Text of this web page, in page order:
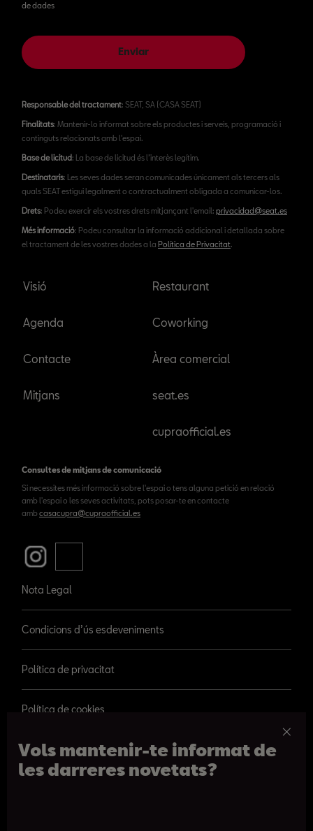
Vols mantenir-te informat de
les darreres novetats?
de dades
Enviar
Responsable del tractament: SEAT, SA (CASA SEAT)
Finalitats: Mantenir-lo informat sobre els productes i serveis, programació i
continguts relacionats amb l'espai.
Base de licitud: La base de licitud és l’interès legítim.
Destinataris: Les seves dades seran comunicades únicament als tercers als
quals SEAT estigui legalment o contractualment obligada a comunicar-los.
Drets: Podeu exercir els vostres drets mitjançant l'email: privacidad@seat.es
Més informació: Podeu consultar la informació addicional i detallada sobre
el tractament de les vostres dades a la Política de Privacitat.
Visió
Agenda
Contacte
Mitjans
Restaurant
Coworking
Àrea comercial
seat.es
cupraofficial.es
Consultes de mitjans de comunicació
Si necessites més informació sobre l'espai o tens alguna petició en relació
amb l'espai o les seves activitats, pots posar-te en contacte
amb casacupra@cupraofficial.es
Nota Legal
Condicions d’ús esdeveniments
Política de privacitat
Política de cookies